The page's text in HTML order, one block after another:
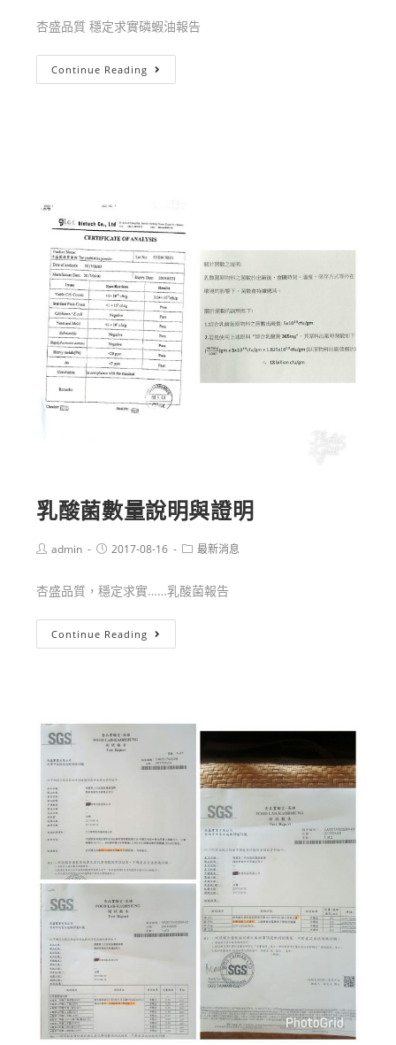
杏盛品質 穩定求實磷蝦油報告
Continue Reading
乳酸菌數量說明與證明
admin 2017-08-16 最新消息
杏盛品質，穩定求實……乳酸菌報告
Continue Reading